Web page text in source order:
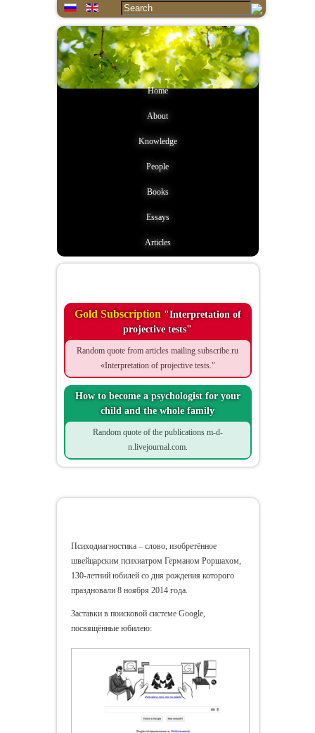
Home
About
Knowledge
People
Books
Essays
Articles
Gold Subscription"Interpretation of
projective tests"
Random quote from articles mailing subscribe.ru
«Interpretation of projective tests."
How to become a psychologist for your
child and the whole family
Random quote of the publications m-d-
n.livejournal.com.
Психодиагностика – слово, изобретённое
швейцарским психиатром Германом Роршахом,
130-летний юбилей со дня рождения которого
праздновали 8 ноября 2014 года.
Заставки в поисковой системе Google,
посвящённые юбилею: